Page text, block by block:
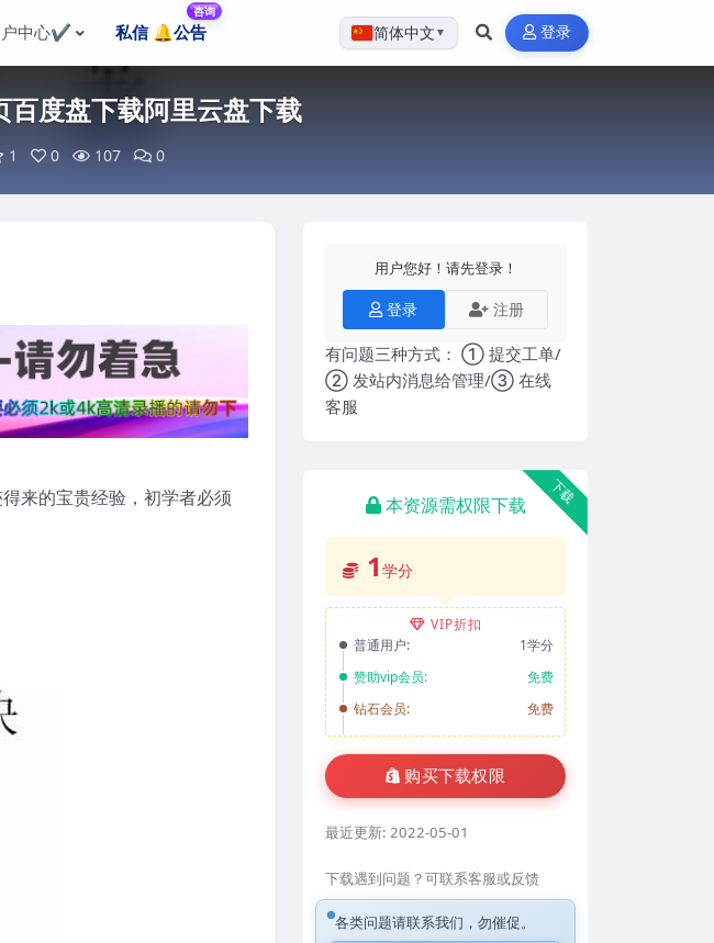
户中心✔️ 私信 🔔公告
咨询
简体中文 ▼ 登录
度盘下载阿里云盘下载
1 0 107 0
来的宝贵经验，初学者必须
用户您好！请先登录！
登录 注册
有问题三种方式： ① 提交工单/
② 发站内消息给管理/③ 在线
客服
下载
本资源需权限下载
1 学分
VIP折扣
普通用户:
1学分
赞助vip会员:
免费
钻石会员:
免费
购买下载权限
最近更新: 2022-05-01
下载遇到问题？可联系客服或反馈
各类问题请联系我们，勿催促。